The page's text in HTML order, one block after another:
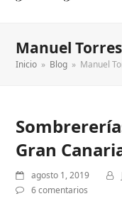
Manuel Torres
Inicio » Blog » Manuel
Gran
agosto 1, 2019
6 comentarios